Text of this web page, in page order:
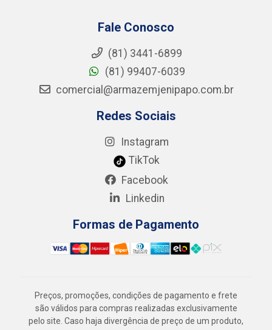
Fale Conosco
(81) 3441-6899
(81) 99407-6039
comercial@armazemjenipapo.com.br
Redes Sociais
Instagram
TikTok
Facebook
Linkedin
Formas de Pagamento
Preços, promoções, condições de pagamento e frete
são válidos para compras realizadas exclusivamente
pelo site. Caso haja divergência de preço de um produto,